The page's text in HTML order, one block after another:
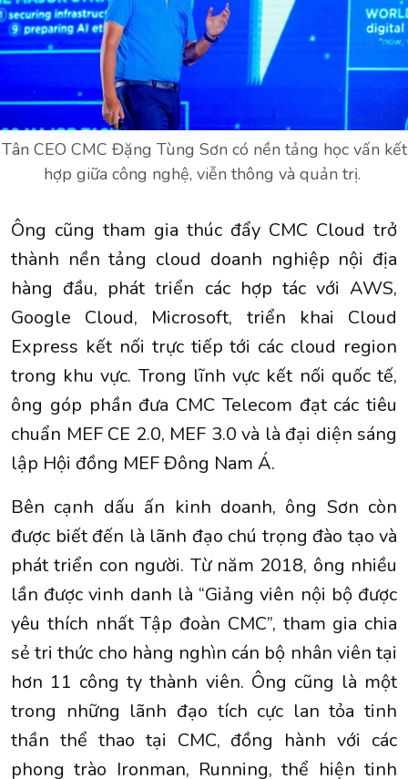
Tân CEO CMC Đặng Tùng Sơn có nền tảng học vấn kết
hợp giữa công nghệ, viễn thông và quản trị.
Ông cũng tham gia thúc đẩy CMC Cloud trở
thành nền tảng cloud doanh nghiệp nội địa
hàng đầu, phát triển các hợp tác với AWS,
Google Cloud, Microsoft, triển khai Cloud
Express kết nối trực tiếp tới các cloud region
trong khu vực. Trong lĩnh vực kết nối quốc tế,
ông góp phần đưa CMC Telecom đạt các tiêu
chuẩn MEF CE 2.0, MEF 3.0 và là đại diện sáng
lập Hội đồng MEF Đông Nam Á.
Bên cạnh dấu ấn kinh doanh, ông Sơn còn
được biết đến là lãnh đạo chú trọng đào tạo và
phát triển con người. Từ năm 2018, ông nhiều
lần được vinh danh là “Giảng viên nội bộ được
yêu thích nhất Tập đoàn CMC”, tham gia chia
sẻ tri thức cho hàng nghìn cán bộ nhân viên tại
hơn 11 công ty thành viên. Ông cũng là một
trong những lãnh đạo tích cực lan tỏa tinh
thần thể thao tại CMC, đồng hành với các
phong trào Ironman, Running, thể hiện tinh